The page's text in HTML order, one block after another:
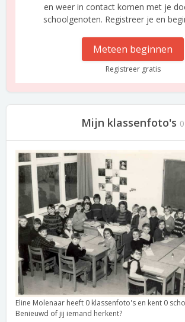
en weer in contact komen met je
schoolgenoten. Registreer je en
Meteen beginnen
Registreer gratis
Mijn klassenfoto's 0
Eline Molenaar heeft 0 klassenfoto's en kent 0
Benieuwd of jij iemand herkent?